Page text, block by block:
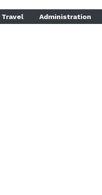
Travel Administration